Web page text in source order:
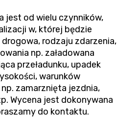
jest od wielu czynników,
w, której będzie
rodzaju zdarzenia,
np. załadowana
przeładunku, upadek
warunków
zamarznięta jezdnia,
Wycena jest dokonywana
do kontaktu.